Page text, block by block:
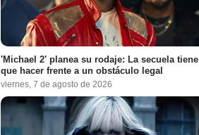
'Michael 2' planea su rodaje: La secuela tiene
que hacer frente a un obstáculo legal
viernes, 7 de agosto de 2026